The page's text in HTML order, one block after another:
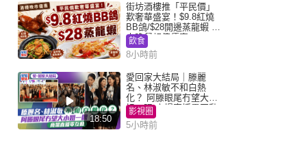
街坊酒樓推「平民價」
歎奢華盛宴！$9.8紅燒
BB鴿/$28開邊蒸龍蝦 3
大晚餐超值優惠
飲食
8小時前
18:50
愛回家大結局｜滕麗
名、林淑敏不和白熱
化？ 阿滕眼尾冇望大小
姐一眼 商場直播零互動
影視圈
5小時前